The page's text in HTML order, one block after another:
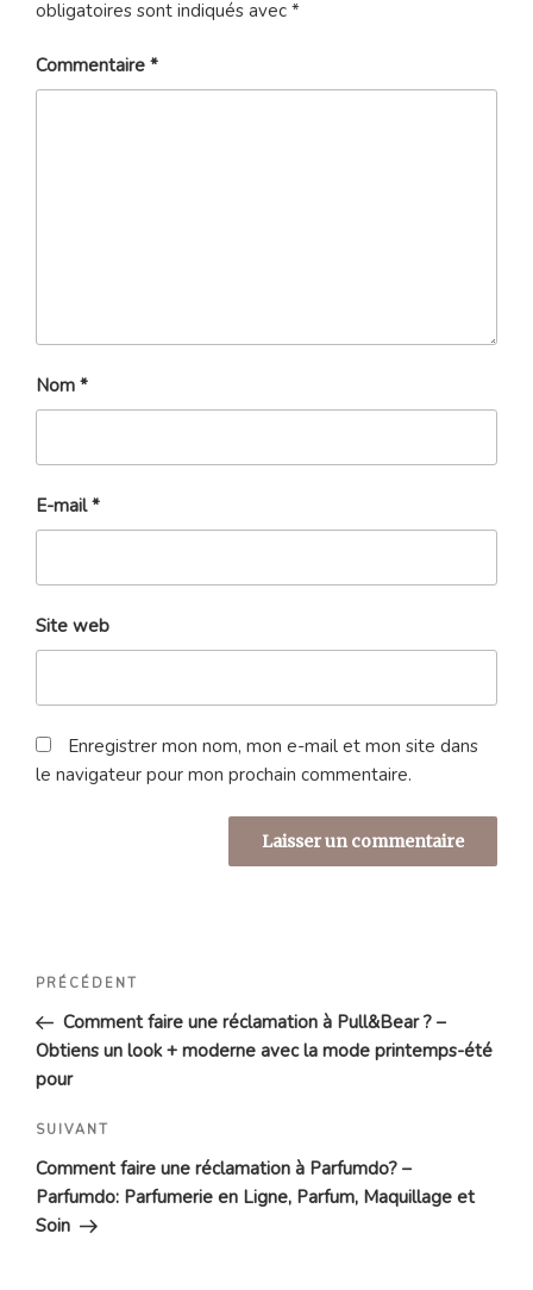
obligatoires sont indiqués avec *
Commentaire *
Nom *
E-mail*
Site web
Enregistrer mon nom, mon e-mail et mon site dans
le navigateur pour mon prochain commentaire.
Navigation
l’article
Article
précédent
PRÉCÉDENT
Comment faire une réclamation à Pull&Bear ? –
Obtiens un look + moderne avec la mode printemps-été
pour
Article
suivant
SUIVANT
Comment faire une réclamation à Parfumdo? –
Parfumdo: Parfumerie en Ligne, Parfum, Maquillage et
Soin